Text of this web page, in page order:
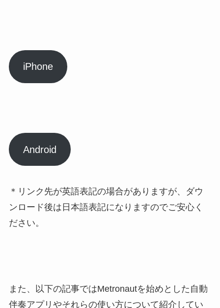
iPhone
Android
＊リンク先が英語表記の場合がありますが、ダウ
ンロード後は日本語表記になりますのでご安心く
ださい。
また、以下の記事ではMetronautを始めとした 自動
伴奏アプリやそれらの使い方について紹介 してい